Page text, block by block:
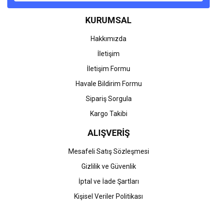
Ürün bilgilerinde hatalar bulunuyor.
Ürün fiyatı diğer sitelerden daha pahalı.
Gönder
KURUMSAL
Hakkımızda
İletişim
İletişim Formu
Havale Bildirim Formu
Sipariş Sorgula
Kargo Takibi
ALIŞVERİŞ
Mesafeli Satış Sözleşmesi
Gizlilik ve Güvenlik
İptal ve İade Şartları
Kişisel Veriler Politikası